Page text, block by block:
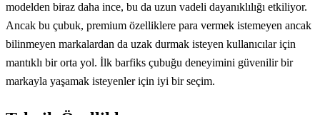
modelden biraz daha ince, bu da uzun vadeli dayanıklılığı etkiliyor.
Ancak bu çubuk, premium özelliklere para vermek istemeyen ancak
bilinmeyen markalardan da uzak durmak isteyen kullanıcılar için
mantıklı bir orta yol. İlk barfiks çubuğu deneyimini güvenilir bir
markayla yaşamak isteyenler için iyi bir seçim.